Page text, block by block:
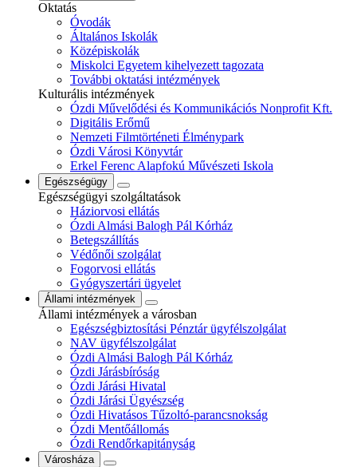
Oktatás
Óvodák
Általános Iskolák
Középiskolák
Miskolci Egyetem kihelyezett tagozata
További oktatási intézmények
Kulturális intézmények
Ózdi Művelődési és Kommunikációs Nonprofit Kft.
Digitális Erőmű
Nemzeti Filmtörténeti Élménypark
Ózdi Városi Könyvtár
Erkel Ferenc Alapfokú Művészeti Iskola
Egészségügy
Egészségügyi szolgáltatások
Háziorvosi ellátás
Ózdi Almási Balogh Pál Kórház
Betegszállítás
Védőnői szolgálat
Fogorvosi ellátás
Gyógyszertári ügyelet
Állami intézmények
Állami intézmények a városban
Egészségbiztosítási Pénztár ügyfélszolgálat
NAV ügyfélszolgálat
Ózdi Almási Balogh Pál Kórház
Ózdi Járásbíróság
Ózdi Járási Hivatal
Ózdi Járási Ügyészség
Ózdi Hivatásos Tűzoltó-parancsnokság
Ózdi Mentőállomás
Ózdi Rendőrkapitányság
Városháza